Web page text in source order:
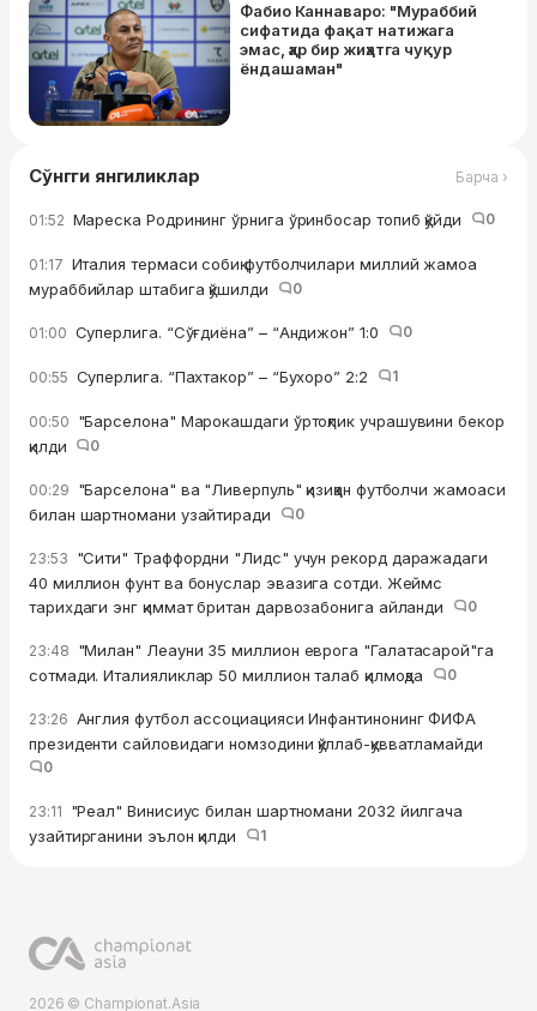
Фабио Каннаваро: "Мураббий
сифатида фақат натижага
эмас, ҳар бир жиҳатга чуқур
ёндашаман"
Сўнгги янгиликлар Барча ›
01:52 Мареска Родрининг ўрнига ўринбосар топиб қўйди 0
01:17 Италия термаси собиқ футболчилари миллий жамоа
мураббийлар штабига қўшилди
0
01:00 Суперлига. “Сўғдиёна” – “Андижон” 1:0 0
00:55 Суперлига. “Пахтакор” – “Бухоро” 2:2 1
00:50 "Барселона" Марокашдаги ўртоқлик учрашувини бекор
қилди
0
00:29 "Барселона" ва "Ливерпуль" қизиққан футболчи жамоаси
билан шартномани узайтиради
0
23:53 "Сити" Траффордни "Лидс" учун рекорд даражадаги
40 миллион фунт ва бонуслар эвазига сотди. Жеймс
тарихдаги энг қиммат британ дарвозабонига айланди
0
23:48 "Милан" Леауни 35 миллион еврога "Галатасарой"га
сотмади. Италияликлар 50 миллион талаб қилмоқда
0
23:26 Англия футбол ассоциацияси Инфантинонинг ФИФА
президенти сайловидаги номзодини қўллаб-қувватламайди
0
23:11 "Реал" Винисиус билан шартномани 2032 йилгача
узайтирганини эълон қилди
1
2026 © Championat.Asia